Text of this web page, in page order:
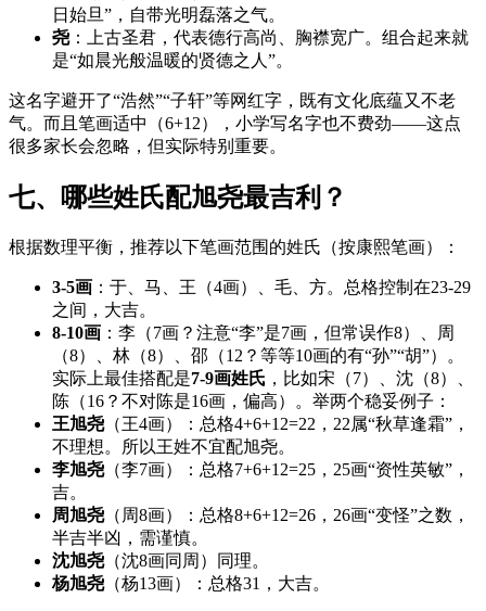
日始旦”，自带光明磊落之气。
尧：上古圣君，代表德行高尚、胸襟宽广。组合起来就
是“如晨光般温暖的贤德之人”。
这名字避开了“浩然”“子轩”等网红字，既有文化底蕴又不老
气。而且笔画适中（6+12），小学写名字也不费劲——这点
很多家长会忽略，但实际特别重要。
七、哪些姓氏配旭尧最吉利？
根据数理平衡，推荐以下笔画范围的姓氏（按康熙笔画）：
3-5画 ：于、马、王（4画）、毛、方。总格控制在23-29
之间，大吉。
8-10画 ：李（7画？注意“李”是7画，但常误作8）、周
（8）、林（8）、邵（12？等等10画的有“孙”“胡”）。
实际上最佳搭配是7-9画姓氏 ，比如宋（7）、沈（8）、
陈（16？不对陈是16画，偏高）。举两个稳妥例子：
王旭尧（王4画）：总格4+6+12=22，22属“秋草逢霜”，
不理想。所以王姓不宜配旭尧。
李旭尧（李7画）：总格7+6+12=25，25画“资性英敏”，
吉。
周旭尧（周8画）：总格8+6+12=26，26画“变怪”之数，
半吉半凶，需谨慎。
沈旭尧（沈8画同周）同理。
杨旭尧（杨13画）：总格31，大吉。